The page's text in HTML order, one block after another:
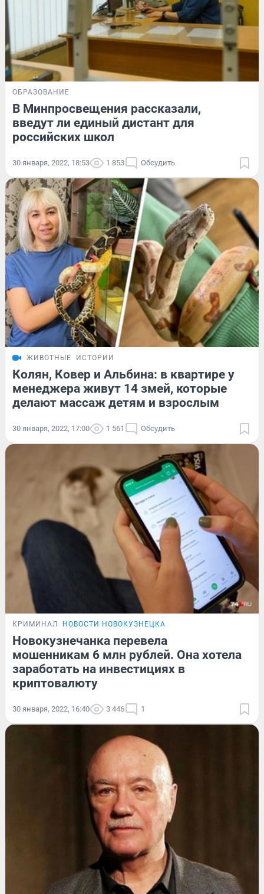
ОБРАЗОВАНИЕ
В Минпросвещения рассказали,
введут ли единый дистант для
российских школ
30 января, 2022, 18:53 1 853 Обсудить
ЖИВОТНЫЕ ИСТОРИИ
Колян, Ковер и Альбина: в квартире у
менеджера живут 14 змей, которые
делают массаж детям и взрослым
30 января, 2022, 17:00 1 561 Обсудить
КРИМИНАЛ НОВОСТИ НОВОКУЗНЕЦКА
Новокузнечанка перевела
мошенникам 6 млн рублей. Она хотела
заработать на инвестициях в
криптовалюту
30 января, 2022, 16:40 3 446 1